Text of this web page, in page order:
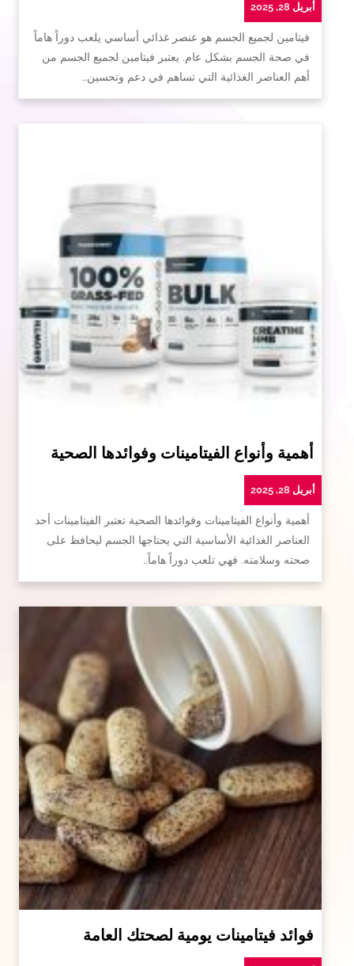
أبريل 28, 2025
فيتامين لجميع الجسم هو عنصر غذائي أساسي يلعب دوراً هاماً
في صحة الجسم بشكل عام. يعتبر فيتامين لجميع الجسم من
أهم العناصر الغذائية التي تساهم في دعم وتحسين…
أهمية وأنواع الفيتامينات وفوائدها الصحية
أبريل 28, 2025
أهمية وأنواع الفيتامينات وفوائدها الصحية تعتبر الفيتامينات أحد
العناصر الغذائية الأساسية التي يحتاجها الجسم ليحافظ على
صحته وسلامته. فهي تلعب دوراً هاماً…
فوائد فيتامينات يومية لصحتك العامة